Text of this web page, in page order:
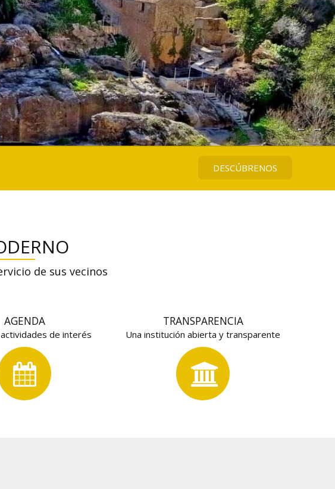
← →
DESCÚBRENOS
de sus vecinos
AGENDA
de interés
TRANSPARENCIA
Una institución abierta y transparente